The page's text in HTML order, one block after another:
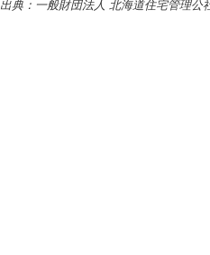
出典：一般財団法人 北海道住宅管理公